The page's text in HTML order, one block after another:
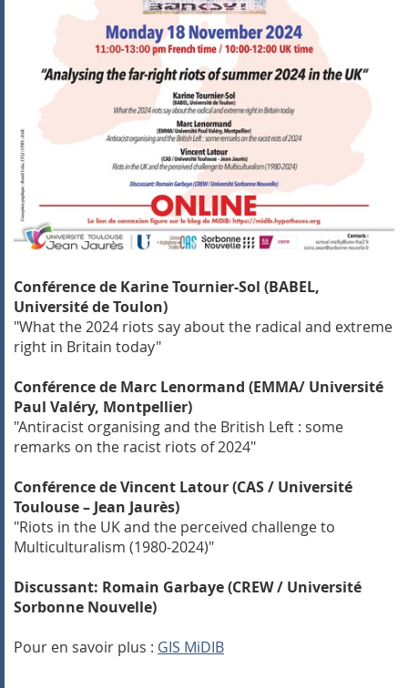
Conférence de Karine Tournier-Sol (BABEL,
Université de Toulon)
"What the 2024 riots say about the radical and extreme
right in Britain today"
Conférence de Marc Lenormand (EMMA/ Université
Paul Valéry, Montpellier)
"Antiracist organising and the British Left : some
remarks on the racist riots of 2024"
Conférence de Vincent Latour (CAS / Université
Toulouse – Jean Jaurès)
"Riots in the UK and the perceived challenge to
Multiculturalism (1980-2024)"
Discussant: Romain Garbaye (CREW / Université
Sorbonne Nouvelle)
Pour en savoir plus : GIS MiDIB